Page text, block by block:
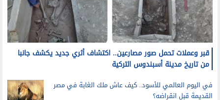
قبر وعملات تحمل صور مصارعين.. اكتشاف أثري جديد يكشف جانبا
من تاريخ مدينة أسبندوس التركية
في اليوم العالمي للأسود.. كيف عاش ملك الغابة في مصر
القديمة قبل انقراضه؟